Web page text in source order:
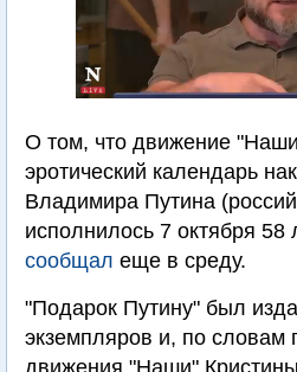
О том, что движение
эротический календарь
Владимира Путина
исполнилось 7 октября 58
сообщал еще в среду.
"Подарок Путину" был
экземпляров и, по словам
движения "Наши"